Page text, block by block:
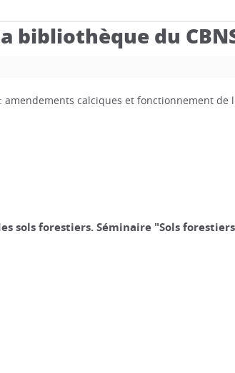
bibliothèque du
calciques et fonctionnement de
sols forestiers. Séminaire "Sols